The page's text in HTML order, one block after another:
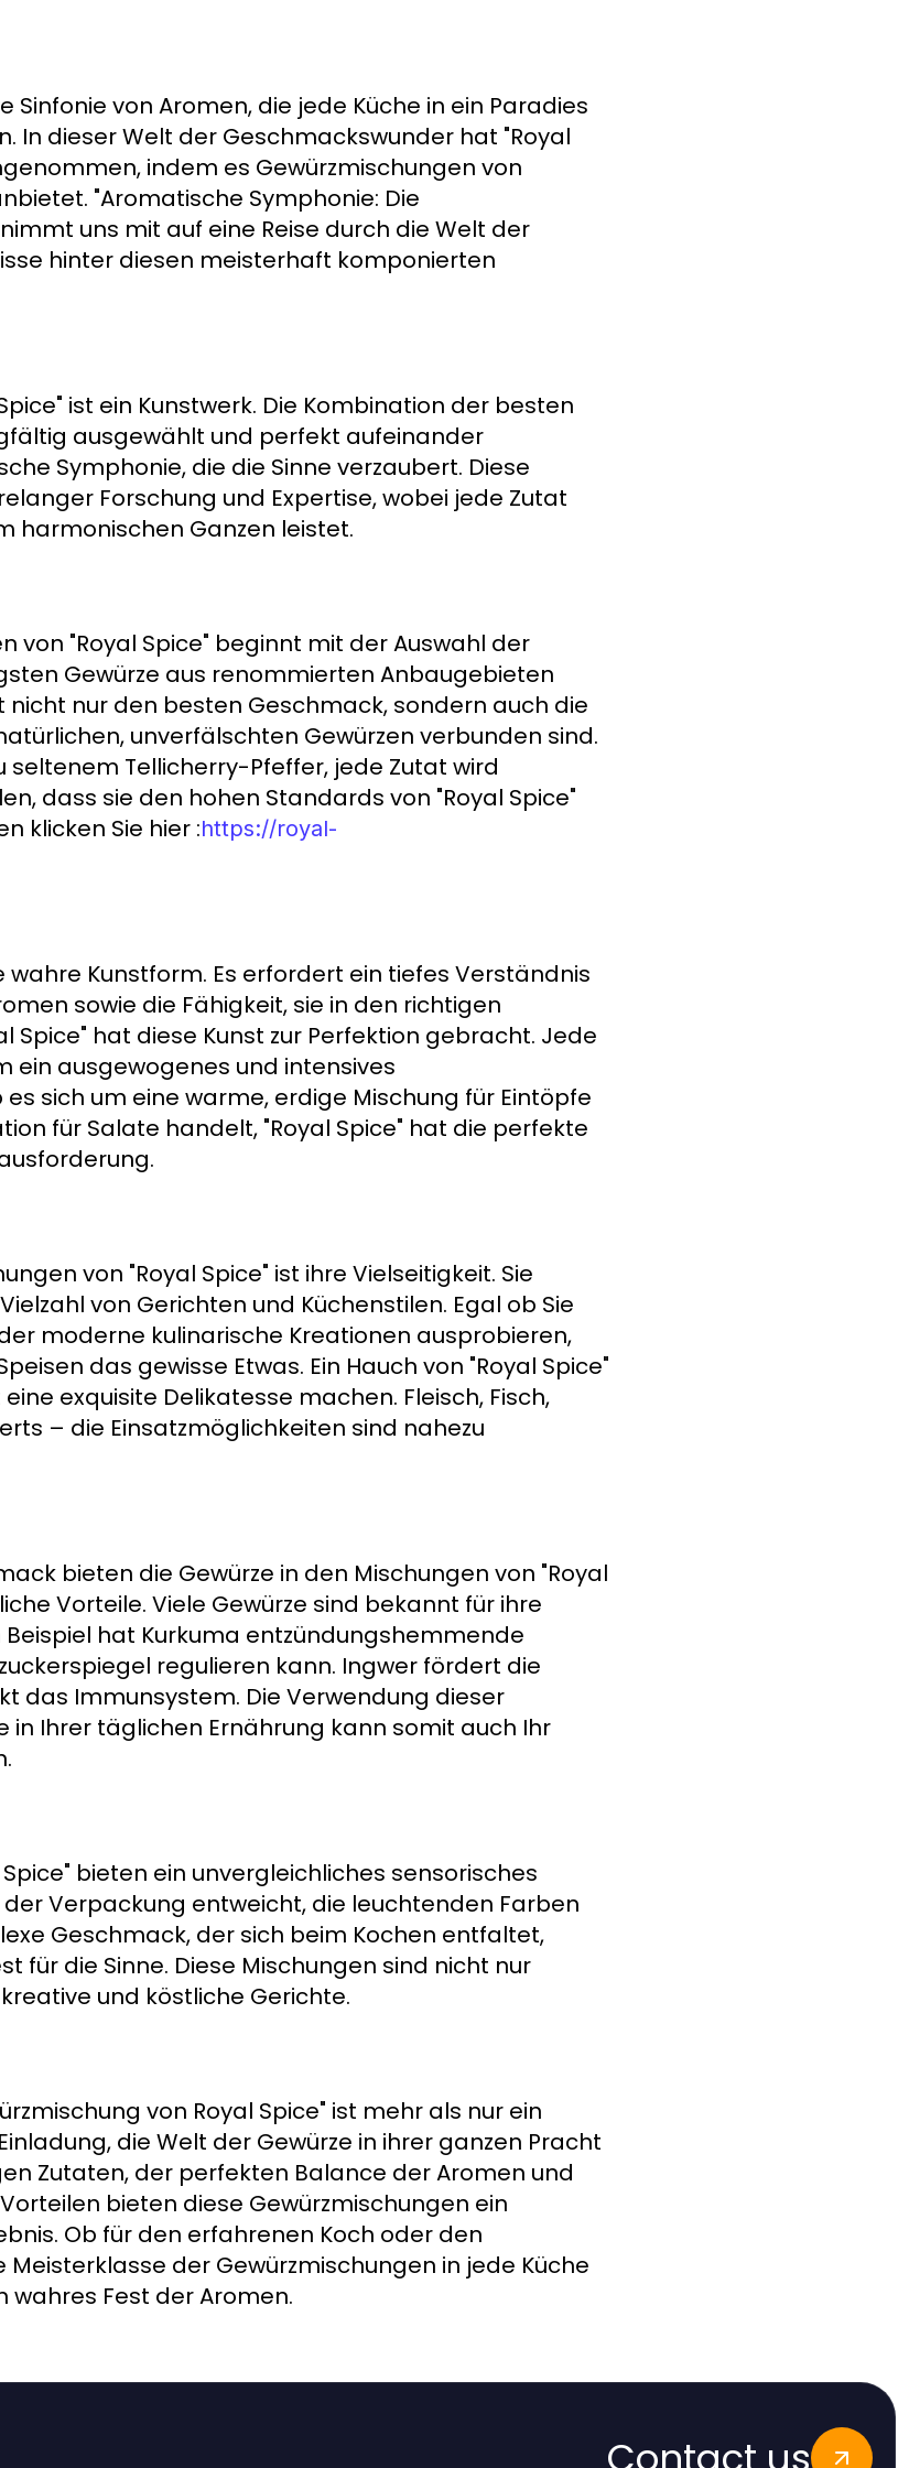
Sinfonie von Aromen, die jede Küche in ein Paradies
In dieser Welt der Geschmackswunder hat "Royal
indem es Gewürzmischungen von
"Aromatische Symphonie: Die
uns mit auf eine Reise durch die Welt der
hinter diesen meisterhaft komponierten
ist ein Kunstwerk. Die Kombination der besten
ausgewählt und perfekt aufeinander
Symphonie, die die Sinne verzaubert. Diese
Forschung und Expertise, wobei jede Zutat
harmonischen Ganzen leistet.
von "Royal Spice" beginnt mit der Auswahl der
Gewürze aus renommierten Anbaugebieten
nur den besten Geschmack, sondern auch die
unverfälschten Gewürzen verbunden sind.
Tellicherry-Pfeffer, jede Zutat wird
dass sie den hohen Standards von "Royal Spice"
klicken Sie hier :https://royal-
wahre Kunstform. Es erfordert ein tiefes Verständnis
sowie die Fähigkeit, sie in den richtigen
Spice" hat diese Kunst zur Perfektion gebracht. Jede
ein ausgewogenes und intensives
sich um eine warme, erdige Mischung für Eintöpfe
für Salate handelt, "Royal Spice" hat die perfekte
von "Royal Spice" ist ihre Vielseitigkeit. Sie
von Gerichten und Küchenstilen. Egal ob Sie
moderne kulinarische Kreationen ausprobieren,
das gewisse Etwas. Ein Hauch von "Royal Spice"
exquisite Delikatesse machen. Fleisch, Fisch,
– die Einsatzmöglichkeiten sind nahezu
bieten die Gewürze in den Mischungen von "Royal
Vorteile. Viele Gewürze sind bekannt für ihre
hat Kurkuma entzündungshemmende
regulieren kann. Ingwer fördert die
das Immunsystem. Die Verwendung dieser
in Ihrer täglichen Ernährung kann somit auch Ihr
bieten ein unvergleichliches sensorisches
der Verpackung entweicht, die leuchtenden Farben
Geschmack, der sich beim Kochen entfaltet,
für die Sinne. Diese Mischungen sind nicht nur
und köstliche Gerichte.
von Royal Spice" ist mehr als nur ein
die Welt der Gewürze in ihrer ganzen Pracht
Zutaten, der perfekten Balance der Aromen und
bieten diese Gewürzmischungen ein
Ob für den erfahrenen Koch oder den
Meisterklasse der Gewürzmischungen in jede Küche
wahres Fest der Aromen.